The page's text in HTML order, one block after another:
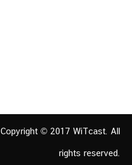
Copyright © 2017 WiTcast. All
rights reserved.